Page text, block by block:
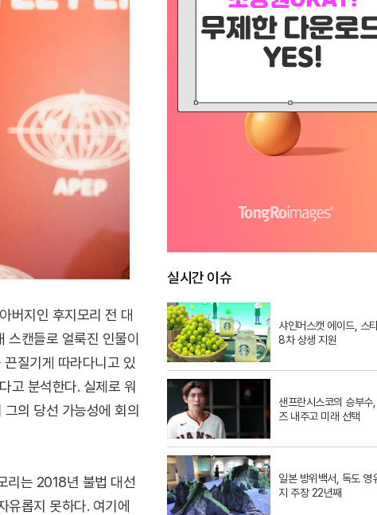
버지인 후지모리 전 대
캔들로 얼룩진 인물이
질기게 따라다니고 있
고 분석한다. 실제로 워
의 당선 가능성에 회의
리는 2018년 불법 대선
유롭지 못하다. 여기에
실시간 이슈
샤인머스캣 에이드, 스
8차 상생 지원
샌프란시스코의 승부수
즈 내주고 미래 선택
일본 방위백서, 독도 영
지 주장 22년째